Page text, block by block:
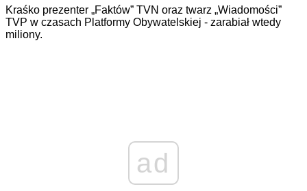
Kraśko prezenter „Faktów” TVN oraz twarz „Wiadomości”
TVP w czasach Platformy Obywatelskiej - zarabiał wtedy
miliony.
ad